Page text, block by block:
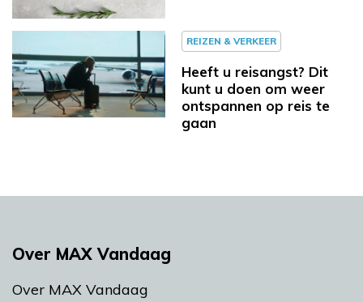
REIZEN & VERKEER
Heeft u reisangst? Dit
kunt u doen om weer
ontspannen op reis te
gaan
Over MAX Vandaag
Over MAX Vandaag